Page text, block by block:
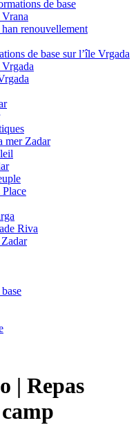
de base
renouvellement
de base sur l’île Vrgada
mer Zadar
Riva
| Repas